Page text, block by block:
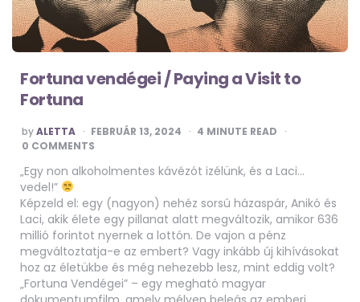
Fortuna vendégei / Paying a Visit to
Fortuna
POSTED
BY
byALETTA FEBRUÁR 13, 2024 4 MINUTE READ
0 COMMENTS
„Egy non alkoholmentes kávézót izélünk, és a Laci…
vedel!”
Képzeld el: egy (nagyon) nehéz sorsú házaspár, Anikó és
Laci, akik élete egy pillanat alatt megváltozik, amikor 636
millió forintot nyernek a lottón. De vajon a pénz
megváltoztatja-e az embert? Vagy inkább új kihívásokat
hoz az életükbe és még nehezebb lesz, mint eddig volt?
„Fortuna Vendégei” – egy megható magyar